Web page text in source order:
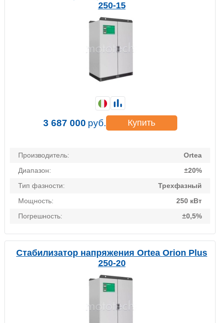
250-15
Производитель:
Ortea
Диапазон:
±20%
Тип фазности:
Трехфазный
Мощность:
250 кВт
Погрешность:
±0,5%
3 687 000 руб. Купить
Стабилизатор напряжения Ortea Orion Plus
250-20